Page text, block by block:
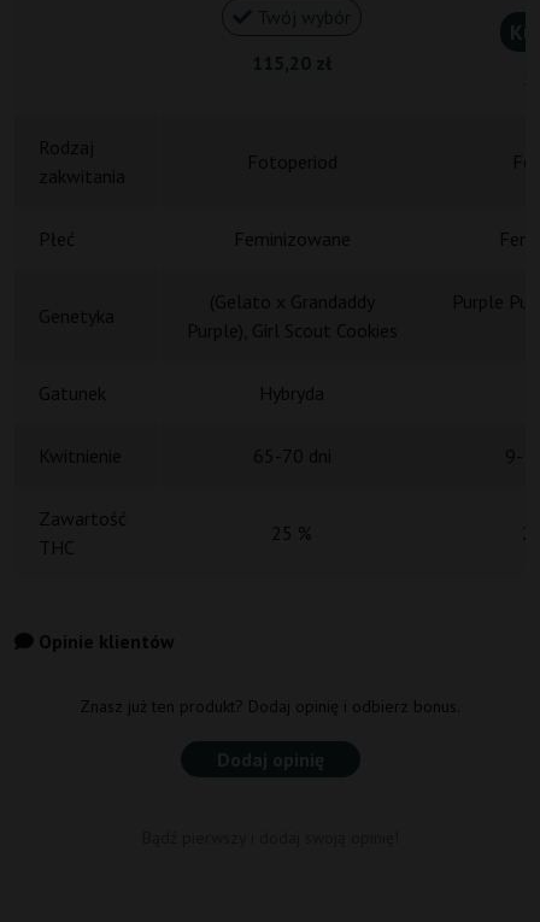
Płeć Feminizowane
Gatunek Hybryda
Zawartość
THC
25 %
Opinie klientów
Znasz już ten produkt? Dodaj opinię i odbierz bonus.
Dodaj opinię